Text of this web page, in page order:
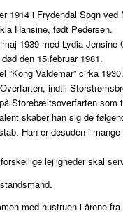
1914 i Frydendal Sogn ved
Hansine, født Pedersen.
1939 med Lydia Jensine
den 15.februar 1981.
”Kong Valdemar” cirka
indtil
Storebæltsoverfarten som
skaber han sig de
Han er desuden i
lejligheder skal
med hustruen i årene